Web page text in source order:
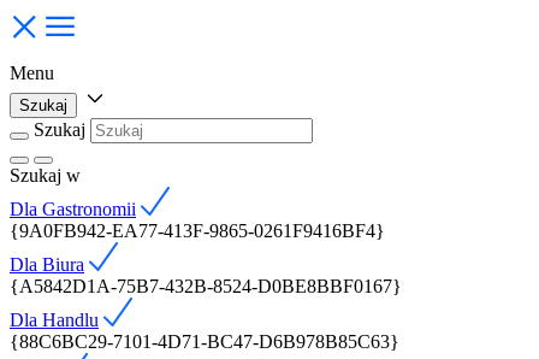
Menu
Szukaj
Szukaj
Szukaj w
Dla Gastronomii
{9A0FB942-EA77-413F-9865-0261F9416BF4}
Dla Biura
{A5842D1A-75B7-432B-8524-D0BE8BBF0167}
Dla Handlu
{88C6BC29-7101-4D71-BC47-D6B978B85C63}